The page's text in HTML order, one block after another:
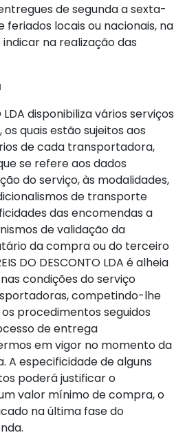
de segunda a sexta-
feriados locais ou nacionais, na
na realização das
LDA disponibiliza vários serviços
quais estão sujeitos aos
de cada transportadora,
se refere aos dados
do serviço, às modalidades,
de transporte
das encomendas a
de validação da
da compra ou do terceiro
DO DESCONTO LDA é alheia
condições do serviço
competindo-lhe
procedimentos seguidos
de entrega
em vigor no momento da
A especificidade de alguns
poderá justificar o
valor mínimo de compra, o
na última fase do